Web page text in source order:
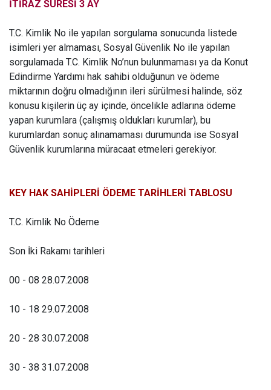
İTİRAZ SÜRESİ 3 AY
T.C. Kimlik No ile yapılan sorgulama sonucunda listede
isimleri yer almaması, Sosyal Güvenlik No ile yapılan
sorgulamada T.C. Kimlik No’nun bulunmaması ya da Konut
Edindirme Yardımı hak sahibi olduğunun ve ödeme
miktarının doğru olmadığının ileri sürülmesi halinde, söz
konusu kişilerin üç ay içinde, öncelikle adlarına ödeme
yapan kurumlara (çalışmış oldukları kurumlar), bu
kurumlardan sonuç alınamaması durumunda ise Sosyal
Güvenlik kurumlarına müracaat etmeleri gerekiyor.
KEY HAK SAHİPLERİ ÖDEME TARİHLERİ TABLOSU
T.C. Kimlik No Ödeme
Son İki Rakamı tarihleri
00 - 08 28.07.2008
10 - 18 29.07.2008
20 - 28 30.07.2008
30 - 38 31.07.2008